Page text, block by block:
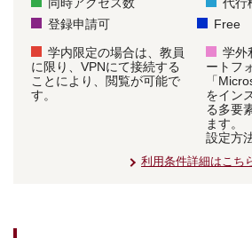
登録申請可
Free
学内限定の場合は、教員
に限り、VPNにて接続する
ことにより、閲覧が可能で
す。
学外
ートフ
「
をイン
る多要
ます。
設定方
利用条件詳細はこち